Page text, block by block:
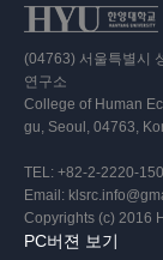
(04763) 서울특별시
연구소
College of Human
gu, Seoul, 04763,
TEL: +82-2-2220-
Email:
Copyrights (c) 2016
PC버젼 보기